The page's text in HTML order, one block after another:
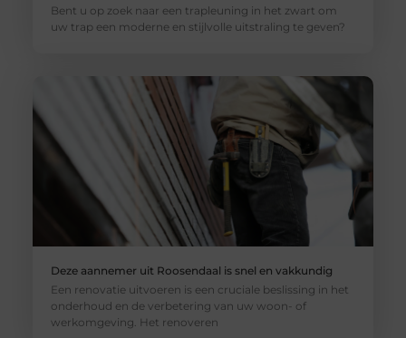
Bent u op zoek naar een trapleuning in het zwart om
uw trap een moderne en stijlvolle uitstraling te geven?
Deze aannemer uit Roosendaal is snel en vakkundig
Een renovatie uitvoeren is een cruciale beslissing in het
onderhoud en de verbetering van uw woon- of
werkomgeving. Het renoveren